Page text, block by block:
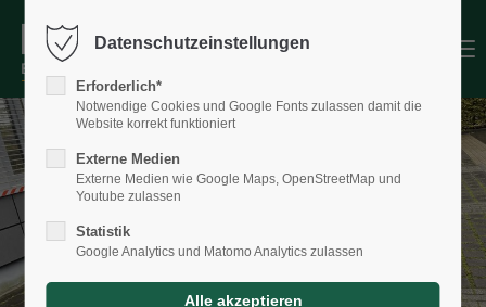
Datenschutzeinstellungen
Erforderlich*
Notwendige Cookies und Google Fonts zulassen damit die
Website korrekt funktioniert
Externe Medien
Externe Medien wie Google Maps, OpenStreetMap und
Youtube zulassen
Statistik
Google Analytics und Matomo Analytics zulassen